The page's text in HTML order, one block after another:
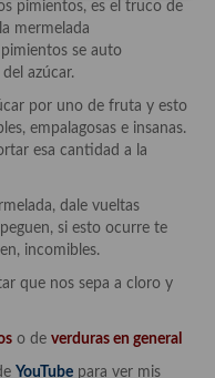
pimientos, es el truco de
mermelada
se auto
azúcar.
por uno de fruta y esto
empalagosas e insanas.
esa cantidad a la
dale vueltas
si esto ocurre te
incomibles.
que nos sepa a cloro y
o de verduras en general
YouTube para ver mis